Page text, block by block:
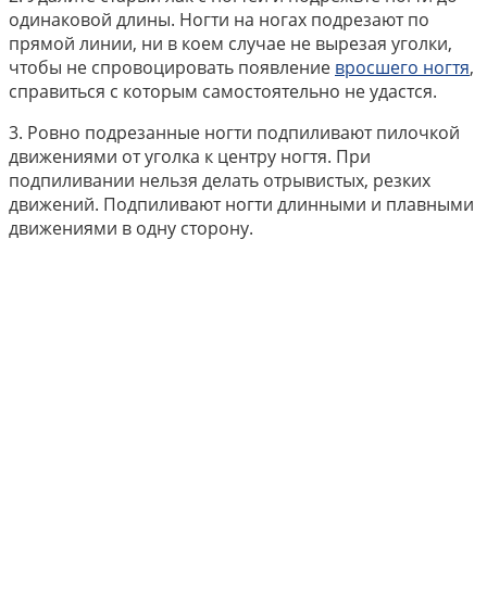
одинаковой длины. Ногти на ногах подрезают по
прямой линии, ни в коем случае не вырезая уголки,
чтобы не спровоцировать появление вросшего ногтя,
справиться с которым самостоятельно не удастся.
3. Ровно подрезанные ногти подпиливают пилочкой
движениями от уголка к центру ногтя. При
подпиливании нельзя делать отрывистых, резких
движений. Подпиливают ногти длинными и плавными
движениями в одну сторону.